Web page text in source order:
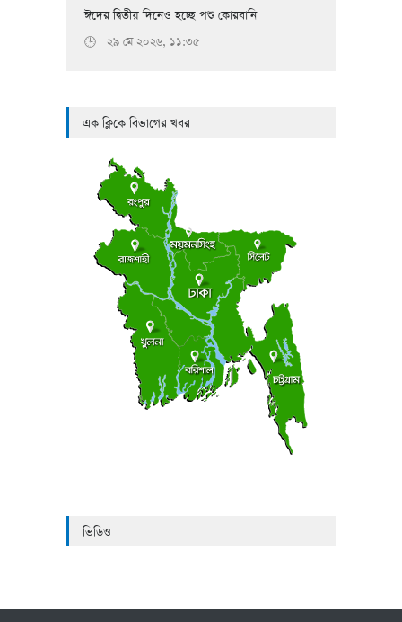
ঈদের দ্বিতীয় দিনেও হচ্ছে পশু কোরবানি
🕒 ২৯ মে ২০২৬, ১১:৩৫
এক ক্লিকে বিভাগের খবর
ভিডিও